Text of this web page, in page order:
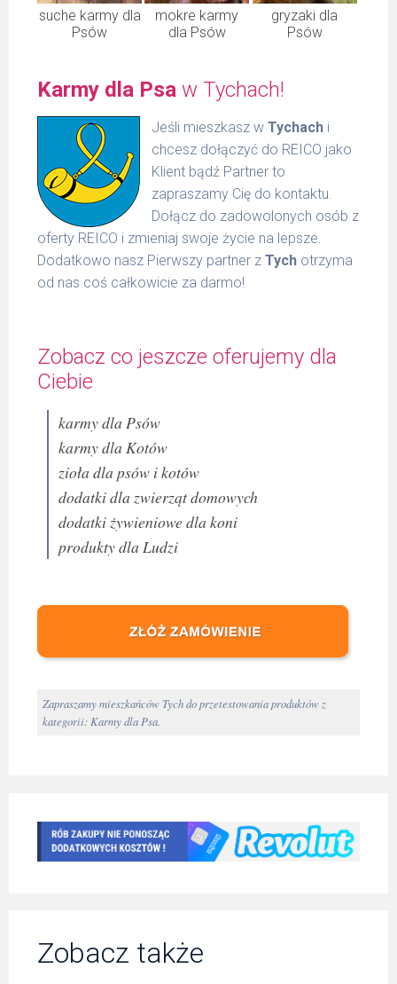
suche karmy dla
Psów
mokre karmy
dla Psów
gryzaki dla
Psów
Karmy dla Psa w Tychach!
Jeśli mieszkasz w Tychachi
chcesz dołączyć do REICO jako
Klient bądź Partner to
zapraszamy Cię do kontaktu.
Dołącz do zadowolonych osób z
oferty REICO i zmieniaj swoje życie na lepsze.
Dodatkowo nasz Pierwszy partner z Tych otrzyma
od nas coś całkowicie za darmo!
Zobacz co jeszcze oferujemy dla
Ciebie
karmy dla Psów
karmy dla Kotów
zioła dla psów i kotów
dodatki dla zwierząt domowych
dodatki żywieniowe dla koni
produkty dla Ludzi
Zapraszamy mieszkańców Tych do przetestowania produktów z
kategorii: Karmy dla Psa.
Zobacz także